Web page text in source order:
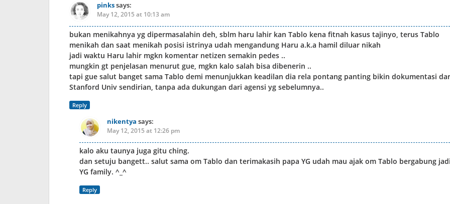
pinkssays:
May 12, 2015 at 10:13 am
bukan menikahnya yg dipermasalahin deh, sblm haru lahir kan Tablo kena fitnah kasus tajinyo, terus Tablo
menikah dan saat menikah posisi istrinya udah mengandung Haru a.k.a hamil diluar nikah
jadi waktu Haru lahir mgkn komentar netizen semakin pedes ..
mungkin gt penjelasan menurut gue, mgkn kalo salah bisa dibenerin ..
tapi gue salut banget sama Tablo demi menunjukkan keadilan dia rela pontang panting bikin dokumentasi
Stanford Univ sendirian, tanpa ada dukungan dari agensi yg sebelumnya..
Reply
nikentya says:
May 12, 2015 at 12:26 pm
kalo aku taunya juga gitu ching.
dan setuju bangett.. salut sama om Tablo dan terimakasih papa YG udah mau ajak om Tablo bergabung
YG family. ^_^
Reply